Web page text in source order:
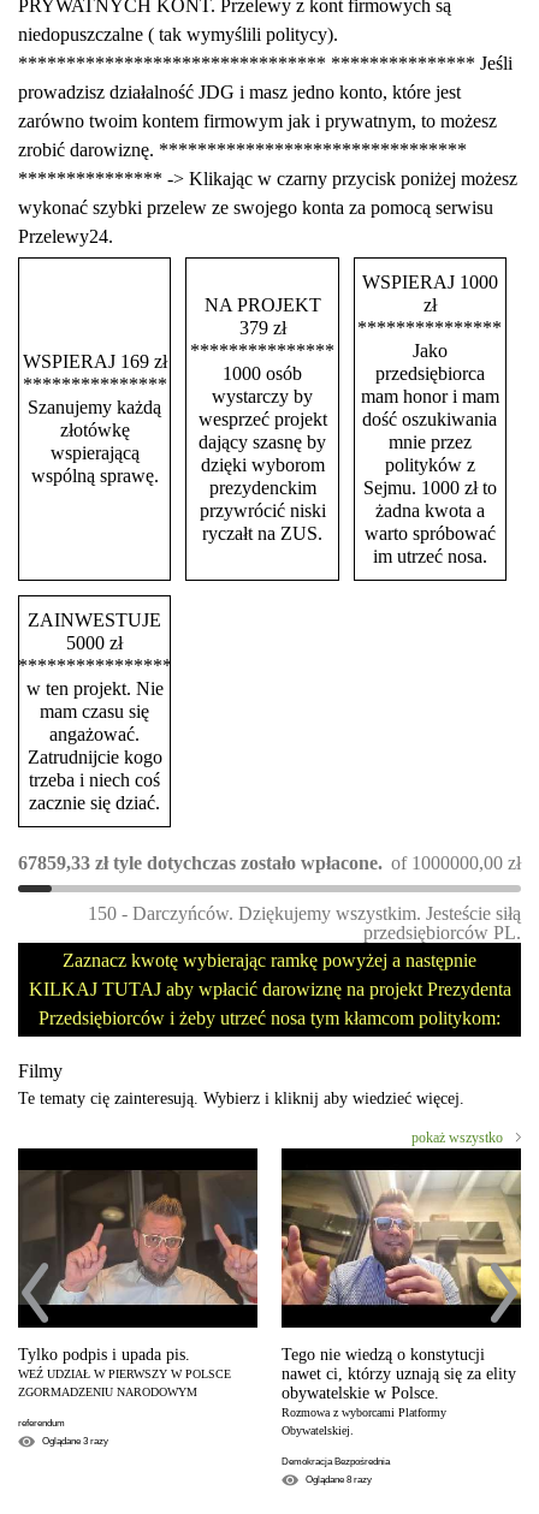
PRYWATNYCH KONT. Przelewy z kont firmowych są
niedopuszczalne ( tak wymyślili politycy).
******************************** *************** Jeśli
prowadzisz działalność JDG i masz jedno konto, które jest
zarówno twoim kontem firmowym jak i prywatnym, to możesz
zrobić darowiznę. ********************************
*************** -> Klikając w czarny przycisk poniżej możesz
wykonać szybki przelew ze swojego konta za pomocą serwisu
Przelewy24.
WSPIERAJ 169 zł
***************
Szanujemy każdą
złotówkę
wspierającą
wspólną sprawę.
NA PROJEKT
379 zł
***************
1000 osób
wystarczy by
wesprzeć projekt
dający szasnę by
dzięki wyborom
prezydenckim
przywrócić niski
ryczałt na ZUS.
WSPIERAJ 1000
zł
***************
Jako
przedsiębiorca
mam honor i mam
dość oszukiwania
mnie przez
polityków z
Sejmu. 1000 zł to
żadna kwota a
warto spróbować
im utrzeć nosa.
ZAINWESTUJE
5000 zł
****************
w ten projekt. Nie
mam czasu się
angażować.
Zatrudnijcie kogo
trzeba i niech coś
zacznie się dziać.
67859,33 zł tyle dotychczas zostało wpłacone. of 1000000,00 zł
150 - Darczyńców. Dziękujemy wszystkim. Jesteście siłą
przedsiębiorców PL.
Zaznacz kwotę wybierając ramkę powyżej a następnie
KILKAJ TUTAJ aby wpłacić darowiznę na projekt Prezydenta
Przedsiębiorców i żeby utrzeć nosa tym kłamcom politykom:
Filmy
Te tematy cię zainteresują. Wybierz i kliknij aby wiedzieć więcej.
pokaż wszystko
Tylko podpis i upada pis.
WEŹ UDZIAŁ W PIERWSZY W POLSCE
ZGORMADZENIU NARODOWYM
referendum
Oglądane 3 razy
Tego nie wiedzą o konstytucji
nawet ci, którzy uznają się za elity
obywatelskie w Polsce.
Rozmowa z wyborcami Platformy
Obywatelskiej.
Demokracja Bezpośrednia
Oglądane 8 razy